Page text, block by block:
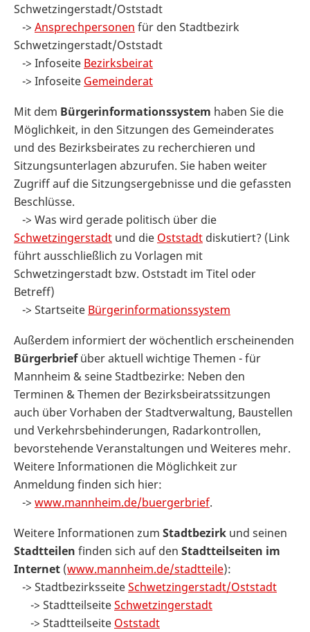
Schwetzingerstadt/Oststadt
-> Ansprechpersonen für den Stadtbezirk
Schwetzingerstadt/Oststadt
-> Infoseite Bezirksbeirat
-> Infoseite Gemeinderat
Mit dem Bürgerinformationssystem haben Sie die
Möglichkeit, in den Sitzungen des Gemeinderates
und des Bezirksbeirates zu recherchieren und
Sitzungsunterlagen abzurufen. Sie haben weiter
Zugriff auf die Sitzungsergebnisse und die gefassten
Beschlüsse.
-> Was wird gerade politisch über die
Schwetzingerstadt und die Oststadt diskutiert? (Link
führt ausschließlich zu Vorlagen mit
Schwetzingerstadt bzw. Oststadt im Titel oder
Betreff)
-> Startseite Bürgerinformationssystem
Außerdem informiert der wöchentlich erscheinenden
Bürgerbriefüber aktuell wichtige Themen - für
Mannheim & seine Stadtbezirke: Neben den
Terminen & Themen der Bezirksbeiratssitzungen
auch über Vorhaben der Stadtverwaltung, Baustellen
und Verkehrsbehinderungen, Radarkontrollen,
bevorstehende Veranstaltungen und Weiteres mehr.
Weitere Informationen die Möglichkeit zur
Anmeldung finden sich hier:
-> www.mannheim.de/buergerbrief.
Weitere Informationen zum Stadtbezirk und seinen
Stadtteilen finden sich auf den Stadtteilseiten im
Internet (www.mannheim.de/stadtteile):
-> StadtbezirksseiteSchwetzingerstadt/Oststadt
-> StadtteilseiteSchwetzingerstadt
-> Stadtteilseite Oststadt